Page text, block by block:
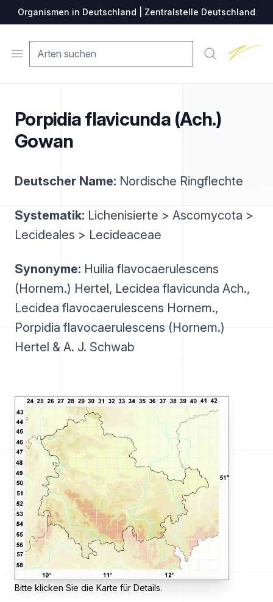
Organismen in Deutschland | Zentralstelle Deutschland
Open menu Suche
Porpidia flavicunda (Ach.)
Gowan
Deutscher Name: Nordische Ringflechte
Systematik: Lichenisierte > Ascomycota >
Lecideales > Lecideaceae
Synonyme: Huilia flavocaerulescens
(Hornem.) Hertel, Lecidea flavicunda Ach.,
Lecidea flavocaerulescens Hornem.,
Porpidia flavocaerulescens (Hornem.)
Hertel & A. J. Schwab
Bitte klicken Sie die Karte für Details.